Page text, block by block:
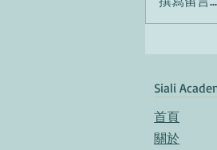
​Siali
首頁​
關於